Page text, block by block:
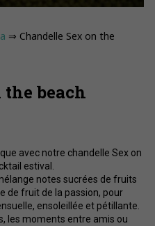
⇒ Chandelle Sex on the
beach
avec notre chandelle Sex on
estival.
notes sucrées de fruits
de fruit de la passion, pour
ensoleillée et pétillante.
les moments entre amis ou